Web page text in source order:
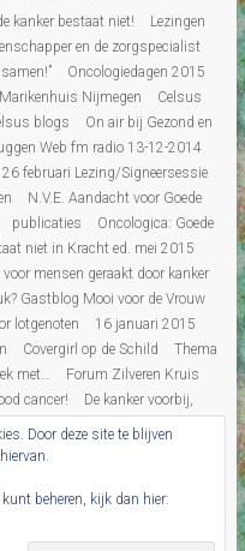
kanker bestaat niet!
Lezingen
en de zorgspecialist
Oncologiedagen 2015
Nijmegen
Celsus
blogs
On air bij Gezond en
Web fm radio 13-12-2014
26 februari Lezing/Signeersessie
N.V.E. Aandacht voor Goede
publicaties
Oncologica: Goede
niet in Kracht ed. mei 2015
mensen geraakt door kanker
Gastblog Mooi voor de Vrouw
lotgenoten
16 januari 2015
Covergirl op de Schild
Thema
met…
Forum Zilveren Kruis
cancer!
De kanker voorbij,
Gezond & Wel
‘De kanker
schildklierkanker
Onzichtbaar
Door deze site te blijven
beheren, kijk dan hier: